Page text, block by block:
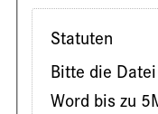
Bitte die Datei
Word bis zu
Statuten